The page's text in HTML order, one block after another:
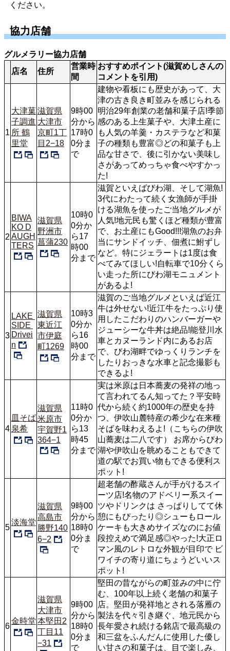
ください。
協力店舗
グルメラリー協力店舗
店名
住所
営業時
間
おすすめポイント(滋賀めしさんの
コメントを引用)
1
大津菓
子調進
所 鶴
里堂
滋賀県
大津市
京町1丁
目2−18
9時00
分から
17時0
0分ま
で
建物や看板にも歴史があって、大
津の古き良き町並みを感じられる
明治29年創業の老舗和菓子店!季節
感のある上生菓子や、大津土産に
も人気の羊羹・カステラなど和菓
子の種類も豊富◎どの和菓子も上
品な甘さで、後に引かない美味し
さがあってめっちゃ食べやすかっ
た!
2
BIWA
KO D
AUGH
TERS
滋賀県
野洲市
菖蒲230
10時0
0分か
ら17
時00
分まで
滋賀といえばびわ湖、そして湖魚!
3代にわたって続く女漁師が手掛
ける湖魚を使ったご当地グルメが
人気!地元民も驚くほど種類が豊富
で、お土産にもGood!!!湖魚のお弁
当にサンドイッチ、佃煮に鮒ずし
など。特にジェラートは1度は食
べてみてほしい!自転車で10分くら
い走った所にびわ湖モニュメント
があるよ!
3
LAKE
SIDE
Drivei
n
滋賀県
東近江
市伊庭
町1269
10時3
0分か
ら16
時00
分まで
滋賀のご当地グルメといえば近江
牛は外せない!近江牛をたっぷり使
用したこだわりのハンバーガーや
ジューシーな牛丼は絶品!能登川水
車とカヌーランド内にあるお店
で、びわ湖畔でゆっくりランチを
したりおっきな水車と記念撮影も
できるよ!
4
皿そば
泉希
滋賀県
米原市
宇賀野1
364−1
11時0
0分か
ら13
時45
分まで
実は米原は日本蕎麦の発祥の地っ
て言われてるん知ってた？平安時
代から続く約1000年の歴史を持
つ、伊吹山麓特産の希少な在来種
そばを味わえるよ!（こちらの伊吹
山蕎麦は二八です） お席からびわ
湖や伊吹山を眺めることもできて
道の駅でお買い物もできる便利ス
ポット!
5
淡海堂
滋賀県
高島市
勝野140
6−2
9時00
分から
18時0
0分ま
で
超老舗の酢蔵さんが手がけるスイ
ーツ店!名物のアドベリー系スイー
ツやドリンクは さっぱりしてて休
憩にもぴったり◎シューもロール
ケーキも大きめサイズなのにお値
段控えめで満足感◎やった!大正ロ
マン風のレトロな外観が目印で ビ
ワイチの寄り道にちょうどいいス
ポット!
6
金時堂
滋賀県
大津市
本堅田2
丁目11
−31
9時00
分から
18時0
0分ま
で
堅田の昔ながらの町並みの中に佇
む、100年以上続く老舗の和菓子
店。堅田が発祥地とされる落雁の
製法を代々引き継ぐ、地元民から
長年愛され続ける銘店で最高級の
和三盆をふんだんに使用した優し
い甘さの和菓子は、目で楽しみ、